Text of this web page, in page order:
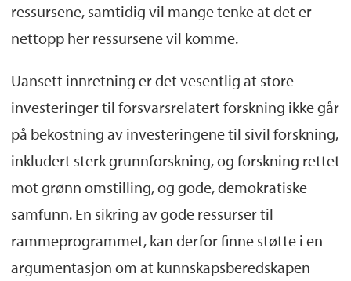
ressursene, samtidig vil mange tenke at det er
nettopp her ressursene vil komme.
Uansett innretning er det vesentlig at store
investeringer til forsvarsrelatert forskning ikke går
på bekostning av investeringene til sivil forskning,
inkludert sterk grunnforskning, og forskning rettet
mot grønn omstilling, og gode, demokratiske
samfunn. En sikring av gode ressurser til
rammeprogrammet, kan derfor finne støtte i en
argumentasjon om at kunnskapsberedskapen